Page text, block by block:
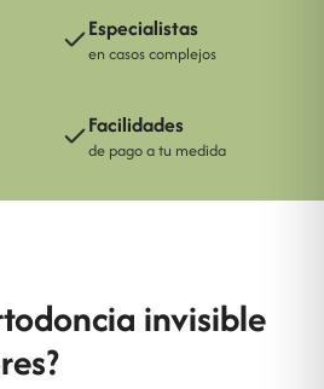
Especialistas
en casos complejos
Facilidades
de pago a tu medida
invisible